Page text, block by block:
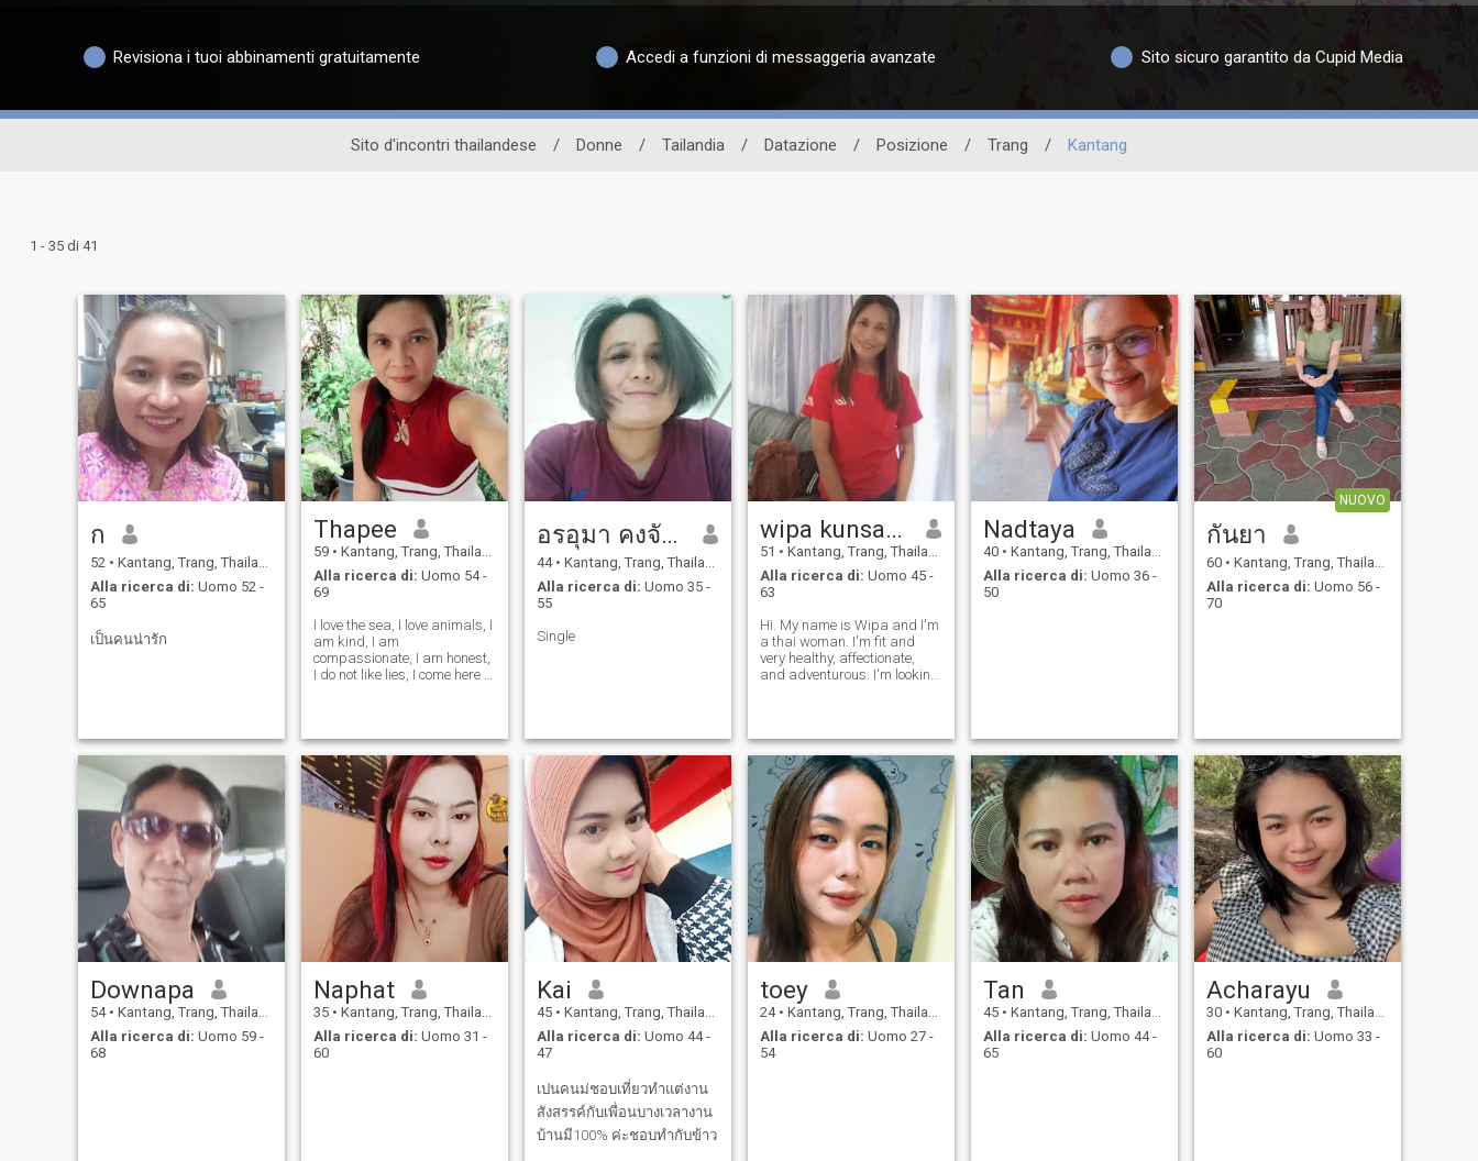
Revisiona i tuoi abbinamenti gratuitamente Accedi a funzioni di messaggeria avanzate Sito sicuro garantito da Cupid Media
Sito d'incontri thailandese / Donne / Tailandia / Datazione / Posizione / Trang / Kantang
1 - 35 di 41
ก
52 • Kantang, Trang, Thailandia
Alla ricerca di: Uomo 52 -
65
เป็นคนน่ารัก
Thapee
59 • Kantang, Trang, Thailandia
Alla ricerca di: Uomo 54 -
69
I love the sea, I love animals, I
am kind, I am
compassionate, I am honest,
I do not like lies, I come here to
อรอุมา คงจันทร์
44 • Kantang, Trang, Thailandia
Alla ricerca di: Uomo 35 -
55
Single
wipa kunsang
51 • Kantang, Trang, Thailandia
Alla ricerca di: Uomo 45 -
63
Hi. My name is Wipa and I'm
a thai woman. I'm fit and
very healthy, affectionate,
and adventurous. I'm looking
Nadtaya
40 • Kantang, Trang, Thailandia
Alla ricerca di: Uomo 36 -
50
NUOVO
กันยา
60 • Kantang, Trang, Thailandia
Alla ricerca di: Uomo 56 -
70
Downapa
54 • Kantang, Trang, Thailandia
Alla ricerca di: Uomo 59 -
68
Naphat
35 • Kantang, Trang, Thailandia
Alla ricerca di: Uomo 31 -
60
Kai
45 • Kantang, Trang, Thailandia
Alla ricerca di: Uomo 44 -
47
เปนคนม่ชอบเที่ยวทำแต่งาน
สังสรรค์กับเพื่อนบางเวลางาน
บ้านมี100% ค่ะชอบทำกับข้าว
toey
24 • Kantang, Trang, Thailandia
Alla ricerca di: Uomo 27 -
54
Tan
45 • Kantang, Trang, Thailandia
Alla ricerca di: Uomo 44 -
65
Acharayu
30 • Kantang, Trang, Thailandia
Alla ricerca di: Uomo 33 -
60